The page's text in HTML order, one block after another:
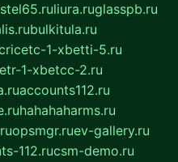
liura.ruglasspb.ru
bulkitula.ru
1-xbetti-5.ru
1-xbetcc-2.ru
accounts112.ru
hahahaharms.ru
opsmgr.ruev-gallery.ru
112.rucsm-demo.ru